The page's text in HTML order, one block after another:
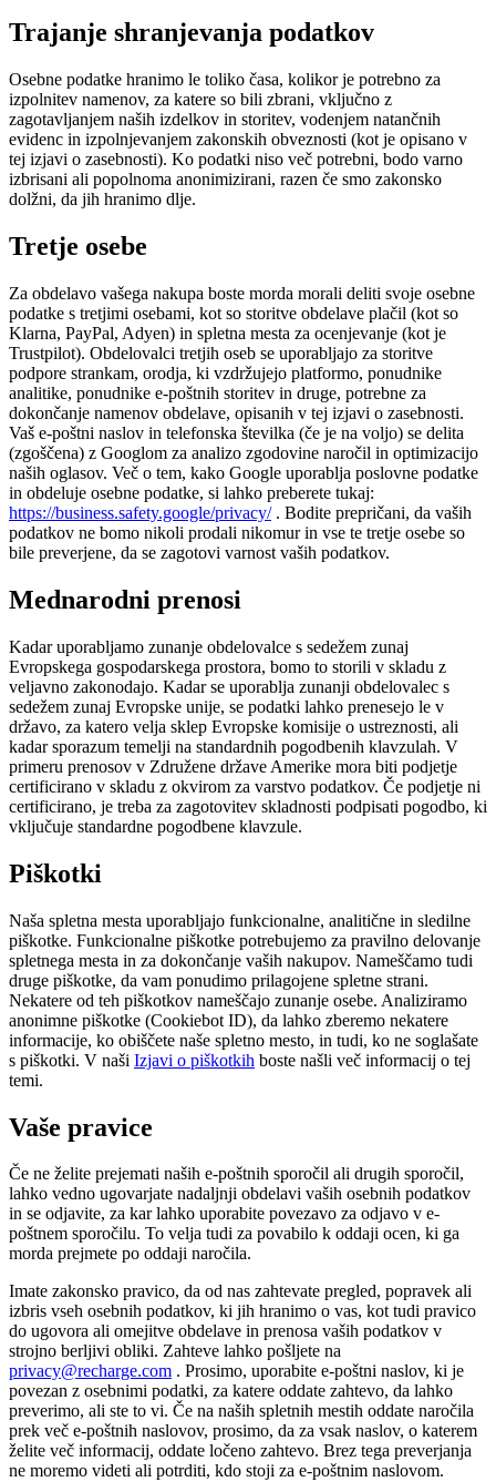
Trajanje shranjevanja podatkov
Osebne podatke hranimo le toliko časa, kolikor je potrebno za
izpolnitev namenov, za katere so bili zbrani, vključno z
zagotavljanjem naših izdelkov in storitev, vodenjem natančnih
evidenc in izpolnjevanjem zakonskih obveznosti (kot je opisano v
tej izjavi o zasebnosti). Ko podatki niso več potrebni, bodo varno
izbrisani ali popolnoma anonimizirani, razen če smo zakonsko
dolžni, da jih hranimo dlje.
Tretje osebe
Za obdelavo vašega nakupa boste morda morali deliti svoje osebne
podatke s tretjimi osebami, kot so storitve obdelave plačil (kot so
Klarna, PayPal, Adyen) in spletna mesta za ocenjevanje (kot je
Trustpilot). Obdelovalci tretjih oseb se uporabljajo za storitve
podpore strankam, orodja, ki vzdržujejo platformo, ponudnike
analitike, ponudnike e-poštnih storitev in druge, potrebne za
dokončanje namenov obdelave, opisanih v tej izjavi o zasebnosti.
Vaš e-poštni naslov in telefonska številka (če je na voljo) se delita
(zgoščena) z Googlom za analizo zgodovine naročil in optimizacijo
naših oglasov. Več o tem, kako Google uporablja poslovne podatke
in obdeluje osebne podatke, si lahko preberete tukaj:
https://business.safety.google/privacy/. Bodite prepričani, da vaših
podatkov ne bomo nikoli prodali nikomur in vse te tretje osebe so
bile preverjene, da se zagotovi varnost vaših podatkov.
Mednarodni prenosi
Kadar uporabljamo zunanje obdelovalce s sedežem zunaj
Evropskega gospodarskega prostora, bomo to storili v skladu z
veljavno zakonodajo. Kadar se uporablja zunanji obdelovalec s
sedežem zunaj Evropske unije, se podatki lahko prenesejo le v
državo, za katero velja sklep Evropske komisije o ustreznosti, ali
kadar sporazum temelji na standardnih pogodbenih klavzulah. V
primeru prenosov v Združene države Amerike mora biti podjetje
certificirano v skladu z okvirom za varstvo podatkov. Če podjetje ni
certificirano, je treba za zagotovitev skladnosti podpisati pogodbo, ki
vključuje standardne pogodbene klavzule.
Piškotki
Naša spletna mesta uporabljajo funkcionalne, analitične in sledilne
piškotke. Funkcionalne piškotke potrebujemo za pravilno delovanje
spletnega mesta in za dokončanje vaših nakupov. Nameščamo tudi
druge piškotke, da vam ponudimo prilagojene spletne strani.
Nekatere od teh piškotkov nameščajo zunanje osebe. Analiziramo
anonimne piškotke (Cookiebot ID), da lahko zberemo nekatere
informacije, ko obiščete naše spletno mesto, in tudi, ko ne soglašate
s piškotki. V naši Izjavi o piškotkih boste našli več informacij o tej
temi.
Vaše pravice
Če ne želite prejemati naših e-poštnih sporočil ali drugih sporočil,
lahko vedno ugovarjate nadaljnji obdelavi vaših osebnih podatkov
in se odjavite, za kar lahko uporabite povezavo za odjavo v e-
poštnem sporočilu. To velja tudi za povabilo k oddaji ocen, ki ga
morda prejmete po oddaji naročila.
Imate zakonsko pravico, da od nas zahtevate pregled, popravek ali
izbris vseh osebnih podatkov, ki jih hranimo o vas, kot tudi pravico
do ugovora ali omejitve obdelave in prenosa vaših podatkov v
strojno berljivi obliki. Zahteve lahko pošljete na
privacy@recharge.com . Prosimo, uporabite e-poštni naslov, ki je
povezan z osebnimi podatki, za katere oddate zahtevo, da lahko
preverimo, ali ste to vi. Če na naših spletnih mestih oddate naročila
prek več e-poštnih naslovov, prosimo, da za vsak naslov, o katerem
želite več informacij, oddate ločeno zahtevo. Brez tega preverjanja
ne moremo videti ali potrditi, kdo stoji za e-poštnim naslovom.